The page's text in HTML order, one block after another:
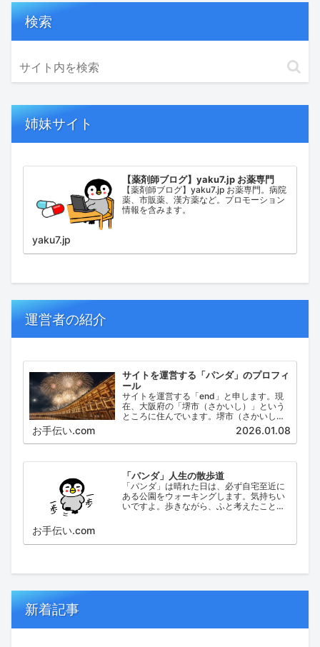
検索
姉妹サイト
【薬剤師ブログ】yaku7.jp お薬専門
【薬剤師ブログ】yaku7.jp お薬専門。病院
薬、市販薬、漢方薬など。プロモーション
情報を含みます。
yaku7.jp
運営者の紹介
サイトを運営する「パンダ」のプロフィ
ール
サイトを運営する「end」と申します。現
在、大阪府の「堺市（さかいし）」という
ところに住んでいます。堺市（さかいし）
は、大阪府の泉北地域にある政令指定都市
で、府内では大阪市に次いで人口が多い都
市です。
お手伝い.com 2026.01.08
「パンダ」人生の散歩道
「パンダ」は晴れた日は、必ず自宅至近に
ある公園をウォーキングします。気持ちい
いですよ。歩きながら、ふと考えたこと。
お手伝い.com
新着記事